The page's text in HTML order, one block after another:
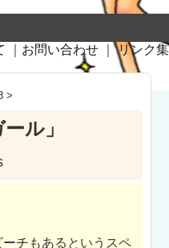
お問い合わせ ｜リンク集
>
ル」
ーチ もあるというスペ